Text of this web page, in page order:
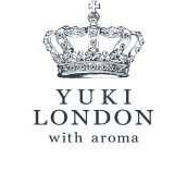
香りの定期便
オリジナル商品
精油56種
グッズ基材
特別なギフトセレクション
アロマコラム